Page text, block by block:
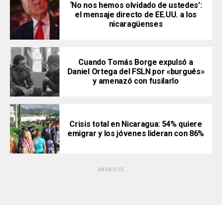
‘No nos hemos olvidado de ustedes’:
el mensaje directo de EE.UU. a los
nicaragüenses
Cuando Tomás Borge expulsó a
Daniel Ortega del FSLN por «burgués»
y amenazó con fusilarlo
Crisis total en Nicaragua: 54% quiere
emigrar y los jóvenes lideran con 86%
ANUNCIOS